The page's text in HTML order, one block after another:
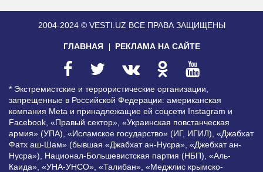
2004-2024 © VESTI.UZ ВСЕ ПРАВА ЗАЩИЩЕНЫ
ГЛАВНАЯ РЕКЛАМА НА САЙТЕ
* Экстремистские и террористические организации,
запрещенные в Российской Федерации: американская
компания Meta и принадлежащие ей соцсети Instagram и
Facebook, «Правый сектор», «Украинская повстанческая
армия» (УПА), «Исламское государство» (ИГ, ИГИЛ), «Джабхат
Фатх аш-Шам» (бывшая «Джабхат ан-Нусра», «Джебхат ан-
Нусра»), Национал-Большевистская партия (НБП), «Аль-
Каида», «УНА-УНСО», «Талибан», «Меджлис крымско-